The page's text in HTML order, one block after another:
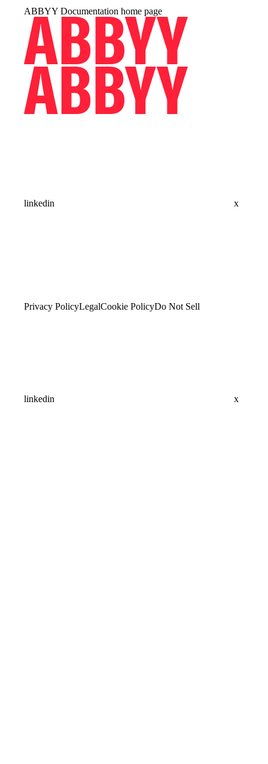
ABBYY Documentation home page
linkedin x
Privacy PolicyLegalCookie PolicyDo Not Sell
linkedin x